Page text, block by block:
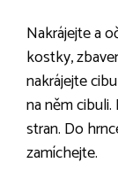
Nakrájejte a
kostky,
nakrájejte
na něm
stran. Do
zamíchejte.